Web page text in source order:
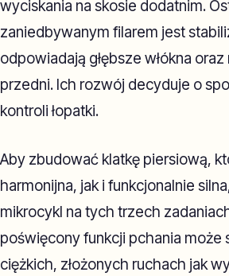
wyciskania na skosie dodatnim.
zaniedbywanym filarem jest
odpowiadają głębsze włókna
przedni. Ich rozwój decyduje o
kontroli łopatki.
Aby zbudować klatkę piersiową,
harmonijna, jak i funkcjonalnie
mikrocykl na tych trzech
poświęcony funkcji pchania może
ciężkich, złożonych ruchach jak